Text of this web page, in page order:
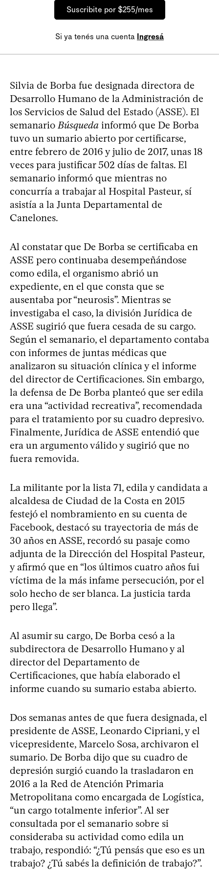
Suscribite por $255/mes
Si ya tenés una cuenta Ingresá
Silvia de Borba fue designada directora de
Desarrollo Humano de la Administración de
los Servicios de Salud del Estado (ASSE). El
semanario Búsqueda informó que De Borba
tuvo un sumario abierto por certificarse,
entre febrero de 2016 y julio de 2017, unas 18
veces para justificar 502 días de faltas. El
semanario informó que mientras no
concurría a trabajar al Hospital Pasteur, sí
asistía a la Junta Departamental de
Canelones.
Al constatar que De Borba se certificaba en
ASSE pero continuaba desempeñándose
como edila, el organismo abrió un
expediente, en el que consta que se
ausentaba por “neurosis”. Mientras se
investigaba el caso, la división Jurídica de
ASSE sugirió que fuera cesada de su cargo.
Según el semanario, el departamento contaba
con informes de juntas médicas que
analizaron su situación clínica y el informe
del director de Certificaciones. Sin embargo,
la defensa de De Borba planteó que ser edila
era una “actividad recreativa”, recomendada
para el tratamiento por su cuadro depresivo.
Finalmente, Jurídica de ASSE entendió que
era un argumento válido y sugirió que no
fuera removida.
La militante por la lista 71, edila y candidata a
alcaldesa de Ciudad de la Costa en 2015
festejó el nombramiento en su cuenta de
Facebook, destacó su trayectoria de más de
30 años en ASSE, recordó su pasaje como
adjunta de la Dirección del Hospital Pasteur,
y afirmó que en “los últimos cuatro años fui
víctima de la más infame persecución, por el
solo hecho de ser blanca. La justicia tarda
pero llega”.
Al asumir su cargo, De Borba cesó a la
subdirectora de Desarrollo Humano y al
director del Departamento de
Certificaciones, que había elaborado el
informe cuando su sumario estaba abierto.
Dos semanas antes de que fuera designada, el
presidente de ASSE, Leonardo Cipriani, y el
vicepresidente, Marcelo Sosa, archivaron el
sumario. De Borba dijo que su cuadro de
depresión surgió cuando la trasladaron en
2016 a la Red de Atención Primaria
Metropolitana como encargada de Logística,
“un cargo totalmente inferior”. Al ser
consultada por el semanario sobre si
consideraba su actividad como edila un
trabajo, respondió: “¿Tú pensás que eso es un
trabajo? ¿Tú sabés la definición de trabajo?”.